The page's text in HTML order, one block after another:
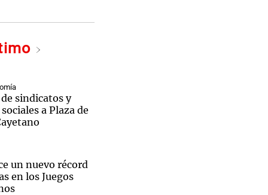
sindicatos y
a Plaza de
un nuevo récord
en los Juegos